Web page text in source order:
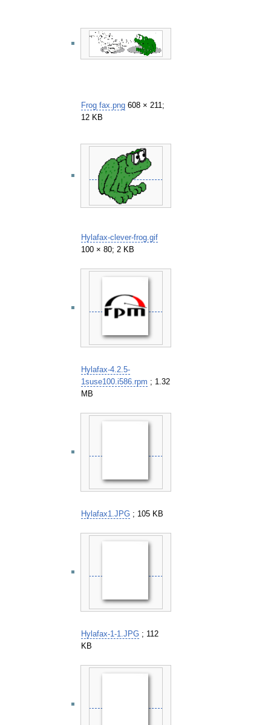
Frog fax.png 608 × 211;
12 KB
Hylafax-clever-frog.gif
100 × 80; 2 KB
Hylafax-4.2.5-
1suse100.i586.rpm ; 1.32
MB
Hylafax1.JPG ; 105 KB
Hylafax-1-1.JPG ; 112
KB